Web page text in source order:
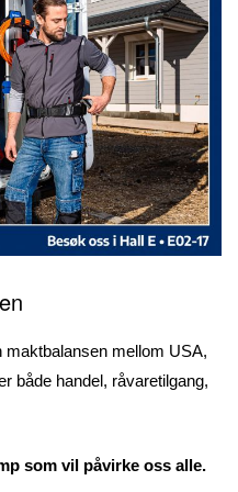
mellom USA,
både handel, råvaretilgang,
som vil påvirke oss alle.